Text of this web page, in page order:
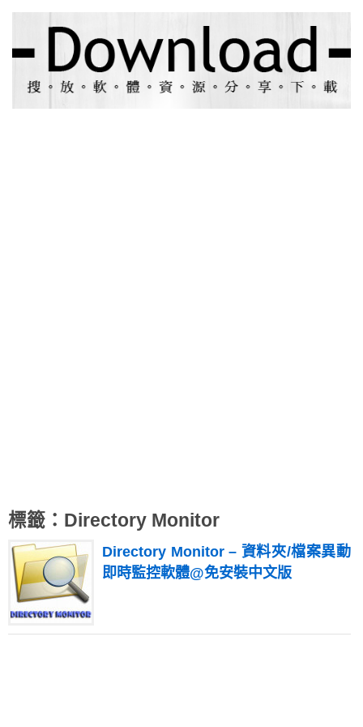
標籤：Directory Monitor
Directory Monitor – 資料夾/檔案異動
即時監控軟體@免安裝中文版